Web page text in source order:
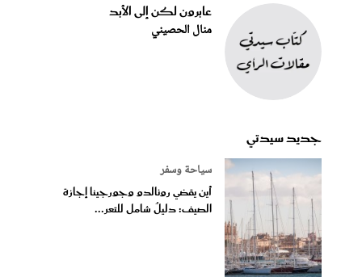
عابرون لكن إلى الأبد
منال الحصيني
جديد سيدتي
سياحة وسفر
أين يقضي رونالدو وجورجينا إجازة
الصيف: دليلٌ شامل للتعر...